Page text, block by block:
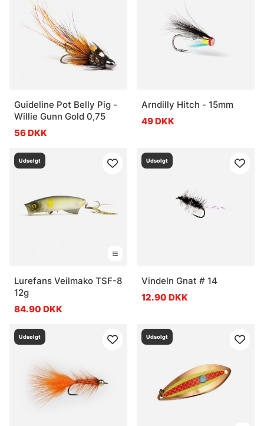
Hvad er et jerkbait?
Hvad er en wobbler?
Guideline Pot Belly Pig -
Willie Gunn Gold 0,75
56 DKK
Arndilly Hitch - 15mm
49 DKK
Udsolgt
Lurefans Veilmako TSF-8
12g
84.90 DKK
Udsolgt
Vindeln Gnat # 14
12.90 DKK
Udsolgt Udsolgt